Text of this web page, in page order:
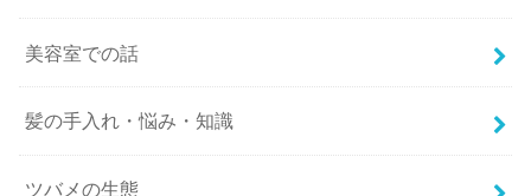
美容室での話
髪の手入れ・悩み・知識
ツバメの生態